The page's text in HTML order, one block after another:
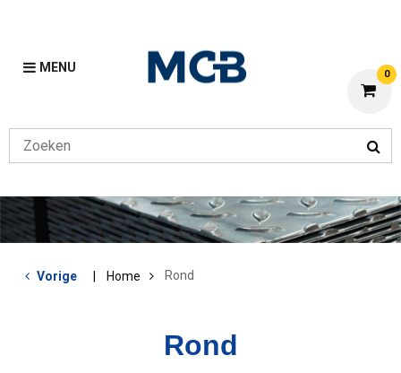
MENU 0
Vorige Home Rond
Rond